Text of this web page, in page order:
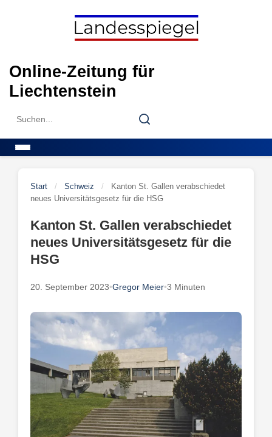
Online-Zeitung für
Liechtenstein
Search
Search
Start / Schweiz /
Kanton St. Gallen verabschiedet
neues Universitätsgesetz für die HSG
Kanton St. Gallen verabschiedet
neues Universitätsgesetz für die
HSG
20. September 2023•Gregor Meier•3 Minuten